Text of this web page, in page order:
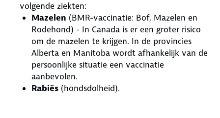
volgende ziekten:
Mazelen (BMR-vaccinatie: Bof, Mazelen en
Rodehond) - In Canada is er een groter risico
om de mazelen te krijgen. In de provincies
Alberta en Manitoba wordt afhankelijk van de
persoonlijke situatie een vaccinatie
aanbevolen.
Rabiës (hondsdolheid).